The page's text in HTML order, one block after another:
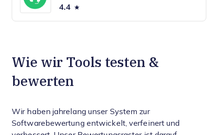
4.4
Wie wir Tools testen &
bewerten
Wir haben jahrelang unser System zur
Softwarebewertung entwickelt, verfeinert und